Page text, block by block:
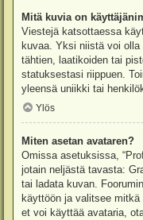
Mitä kuvia on
Viestejä katsottaessa
kuvaa. Yksi niistä voi
tähtien, laatikoiden tai
statuksestasi riippuen.
yleensä uniikki tai
Ylös
Miten asetan avataren?
Omissa asetuksissa,
jotain neljästä tavasta:
tai ladata kuvan.
käyttöön ja valitsee
et voi käyttää avataria,